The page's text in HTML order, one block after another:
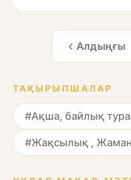
Алдыңғы
ТАҚЫРЫПШАЛАР
#Ақша, байлық
#Жақсылық ,